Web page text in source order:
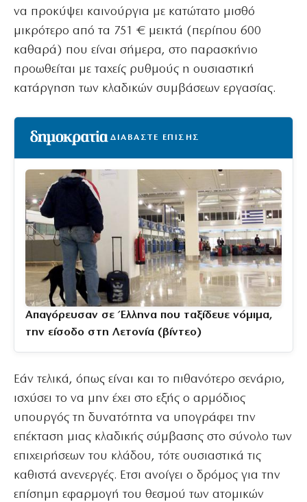
να προκύψει καινούργια με κατώτατο μισθό
μικρότερο από τα 751 € μεικτά (περίπου 600
καθαρά) που είναι σήμερα, στο παρασκήνιο
προωθείται με ταχείς ρυθμούς η ουσιαστική
κατάργηση των κλαδικών συμβάσεων εργασίας.
ΔΙΑΒΑΣΤΕ ΕΠΙΣΗΣ
Απαγόρευσαν σε Έλληνα που ταξίδευε νόμιμα,
την είσοδο στη Λετονία (βίντεο)
Εάν τελικά, όπως είναι και το πιθανότερο σενάριο,
ισχύσει το να μην έχει στο εξής ο αρμόδιος
υπουργός τη δυνατότητα να υπογράφει την
επέκταση μιας κλαδικής σύμβασης στο σύνολο των
επιχειρήσεων του κλάδου, τότε ουσιαστικά τις
καθιστά ανενεργές. Ετσι ανοίγει ο δρόμος για την
επίσημη εφαρμογή του θεσμού των ατομικών